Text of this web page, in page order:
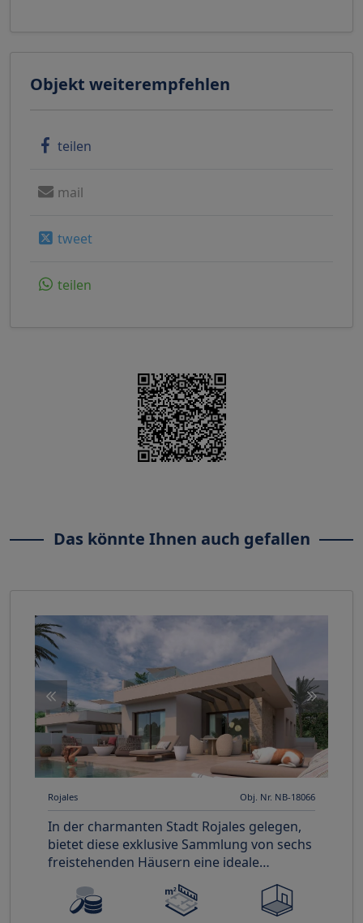
Objekt weiterempfehlen
teilen
mail
tweet
teilen
Das könnte Ihnen auch gefallen
Rojales Obj. Nr. NB-18066
In der charmanten Stadt Rojales gelegen,
bietet diese exklusive Sammlung von sechs
freistehenden Häusern eine ideale
Umgebung für diejenigen, die ein